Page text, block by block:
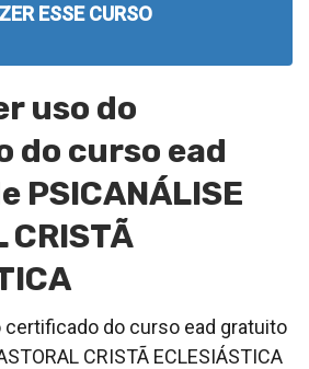
ESSE CURSO
uso do
do curso ead
PSICANÁLISE
CRISTÃ
certificado do curso ead gratuito
CRISTÃ ECLESIÁSTICA